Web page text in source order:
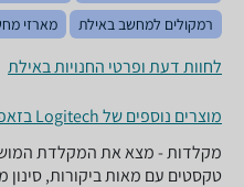
רמקולים למחשב באילת
מארזי
לחוות דעת ופרטי החנויות באילת
מוצרים נוספים של Logitech בזאפ
מקלדות - מצא את המקלדת
טקסטים עם מאות ביקורות,